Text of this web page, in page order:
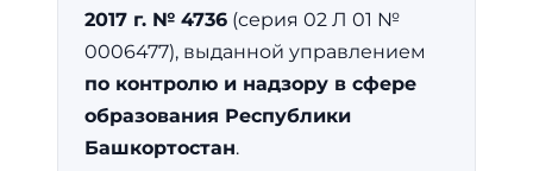
2017 г. № 4736 (серия 02 Л 01 №
0006477), выданной управлением
по контролю и надзору в сфере
образования Республики
Башкортостан.